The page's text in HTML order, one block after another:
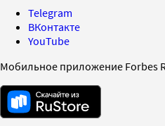
Telegram
ВКонтакте
YouTube
Мобильное приложение Forbes